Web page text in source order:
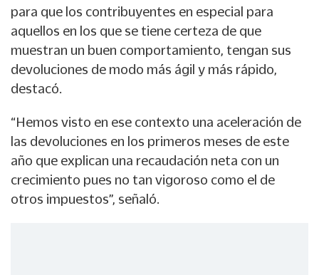
para que los contribuyentes en especial para
aquellos en los que se tiene certeza de que
muestran un buen comportamiento, tengan sus
devoluciones de modo más ágil y más rápido,
destacó.
“Hemos visto en ese contexto una aceleración de
las devoluciones en los primeros meses de este
año que explican una recaudación neta con un
crecimiento pues no tan vigoroso como el de
otros impuestos”, señaló.